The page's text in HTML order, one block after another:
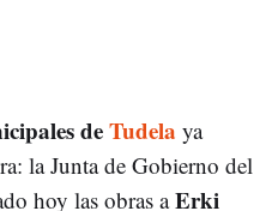
deTudela ya
la Junta de Gobierno del
hoy las obras aErki